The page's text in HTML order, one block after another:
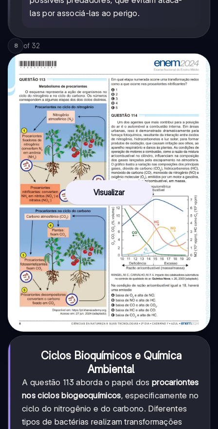
las por associá-las ao perigo.
8 of 32
Visualizar
Ciclos Bioquímicos e Química
Ambiental
A questão 113 aborda o papel dos procariontes
nos ciclos biogeoquímicos, especificamente no
ciclo do nitrogênio e do carbono. Diferentes
tipos de bactérias realizam transformações